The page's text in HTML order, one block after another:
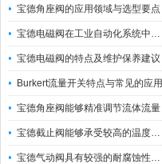
宝德角座阀的应用领域与选型要点
宝德电磁阀在工业自动化系统中的作用
宝德电磁阀的特点及维护保养建议
Burkert流量开关特点与常见的应用
宝德角座阀能够精准调节流体流量
宝德截止阀能够承受较高的温度和压力
宝德气动阀具有较强的耐腐蚀性和抗震性